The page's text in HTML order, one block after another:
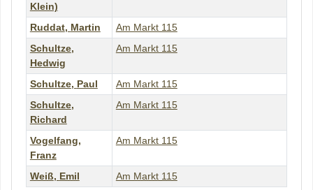
Klein)
Ruddat, Martin
Am Markt 115
Schultze,
Hedwig
Am Markt 115
Schultze, Paul
Am Markt 115
Schultze,
Richard
Am Markt 115
Vogelfang,
Franz
Am Markt 115
Weiß, Emil Am Markt 115